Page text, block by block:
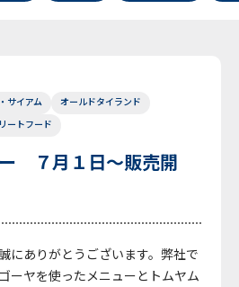
Thai
サイアム
オールドタイランド
ートフード
７月１日～販売開
にありがとうございます。弊社で
ーヤを使ったメニューとトムヤム